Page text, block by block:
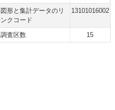
図形と集計データのリ
ンクコード
13101016002
調査区数 15